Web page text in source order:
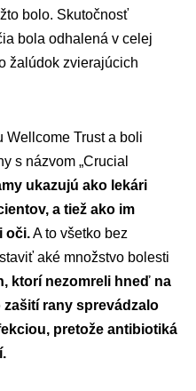
bolo. Skutočnosť
bola odhalená v celej
žalúdok zvierajúcich
Wellcome Trust a boli
s názvom „Crucial
ukazujú ako lekári
a tiež ako im
oči.A to všetko bez
aké množstvo bolesti
ktorí nezomreli hneď na
rany sprevádzalo
pretože antibiotiká